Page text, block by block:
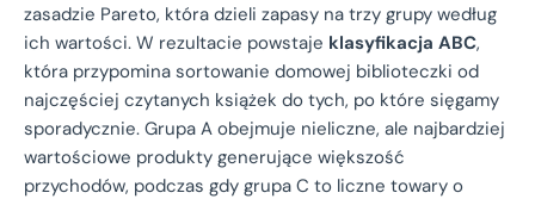
zasadzie Pareto, która dzieli zapasy na trzy grupy według
ich wartości. W rezultacie powstaje klasyfikacja ABC,
która przypomina sortowanie domowej biblioteczki od
najczęściej czytanych książek do tych, po które sięgamy
sporadycznie. Grupa A obejmuje nieliczne, ale najbardziej
wartościowe produkty generujące większość
przychodów, podczas gdy grupa C to liczne towary o